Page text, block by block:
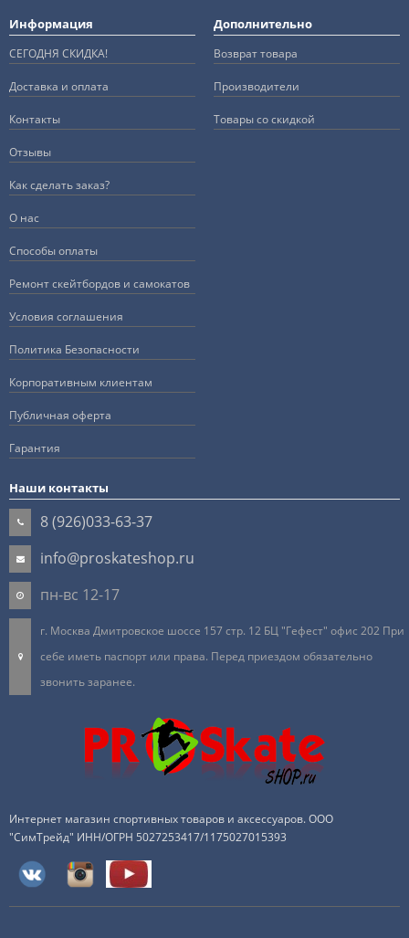
Информация
СЕГОДНЯ СКИДКА!
Доставка и оплата
Контакты
Отзывы
Как сделать заказ?
О нас
Способы оплаты
Ремонт скейтбордов и самокатов
Условия соглашения
Политика Безопасности
Корпоративным клиентам
Публичная оферта
Гарантия
Дополнительно
Возврат товара
Производители
Товары со скидкой
Наши контакты
8 (926)033-63-37
info@proskateshop.ru
пн-вс 12-17
г. Москва Дмитровское шоссе 157 стр. 12 БЦ "Гефест" офис 202 При
себе иметь паспорт или права. Перед приездом обязательно
звонить заранее.
Интернет магазин спортивных товаров и аксессуаров. ООО
"СимТрейд" ИНН/ОГРН 5027253417/1175027015393